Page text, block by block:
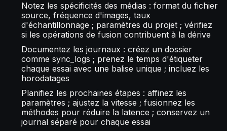
Notez les spécificités des médias : format du fichier
source, fréquence d'images, taux
d'échantillonnage ; paramètres du projet ; vérifiez
si les opérations de fusion contribuent à la dérive
Documentez les journaux : créez un dossier
comme sync_logs ; prenez le temps d'étiqueter
chaque essai avec une balise unique ; incluez les
horodatages
Planifiez les prochaines étapes : affinez les
paramètres ; ajustez la vitesse ; fusionnez les
méthodes pour réduire la latence ; conservez un
journal séparé pour chaque essai